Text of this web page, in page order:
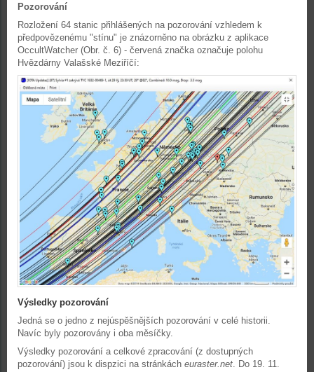
Pozorování
Rozložení 64 stanic přihlášených na pozorování vzhledem k
předpovězenému "stínu" je znázorněno na obrázku z aplikace
OccultWatcher (Obr. č. 6) - červená značka označuje polohu
Hvězdárny Valašské Meziříčí:
Výsledky pozorování
Jedná se o jedno z nejúspěšnějších pozorování v celé historii.
Navíc byly pozorovány i oba měsíčky.
Výsledky pozorování a celkové zpracování (z dostupných
pozorování) jsou k dispzici na stránkách euraster.net. Do 19. 11.